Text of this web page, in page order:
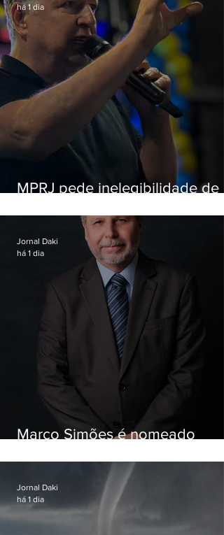
MPRJ pede inelegibilidade de
há 1 dia
Marco Simões é nomeado
Jornal Daki
há 1 dia
Jornal Daki
há 1 dia